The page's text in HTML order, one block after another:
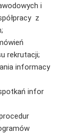
i
z
rekrutacji;
informacy
infor